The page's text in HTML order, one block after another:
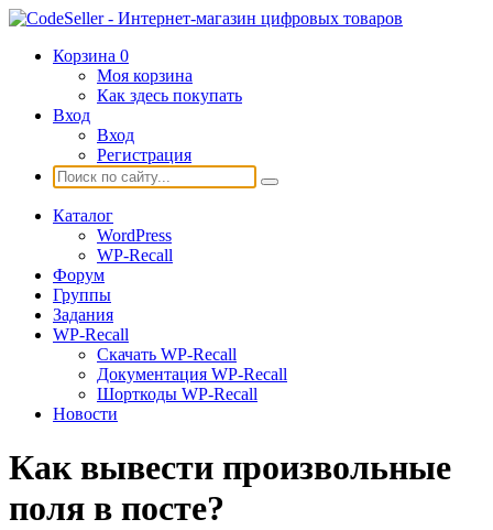
Корзина 0
Моя корзина
Как здесь покупать
Вход
Вход
Регистрация
Каталог
WordPress
WP-Recall
Форум
Группы
Задания
WP-Recall
Скачать WP-Recall
Документация WP-Recall
Шорткоды WP-Recall
Новости
Как вывести произвольные
поля в посте?